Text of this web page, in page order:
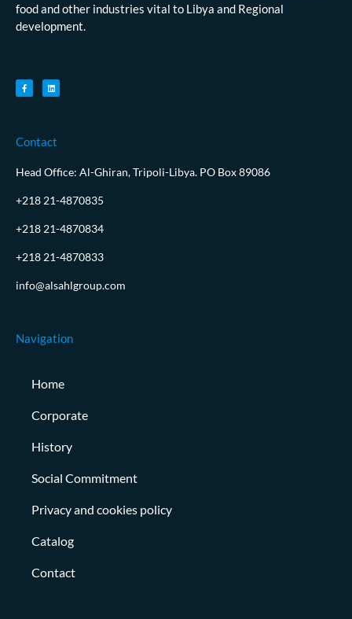
food and other industries vital to Libya and Regional
development.
Contact
Head Office: Al-Ghiran, Tripoli-Libya. PO Box 89086
+218 21-4870835
+218 21-4870834
+218 21-4870833
info@alsahlgroup.com
Navigation
Home
Corporate
History
Social Commitment
Privacy and cookies policy
Catalog
Contact